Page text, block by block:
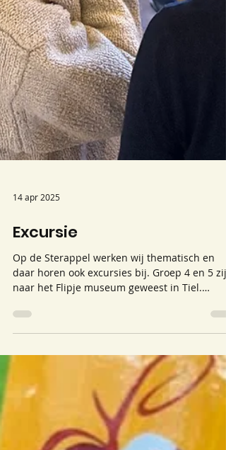
Excursie
Op de Sterappel werken wij thematisch en
daar horen ook excursies bij. Groep 4 en 5 zijn